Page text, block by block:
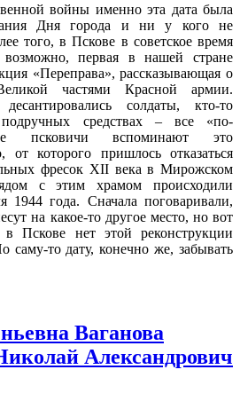
войны именно эта дата была
Дня города и ни у кого не
того, в Пскове в советское время
первая в нашей стране
«Переправа», рассказывающая о
частями Красной армии.
солдаты, кто-то
средствах – все «по-
псковичи вспоминают это
от которого пришлось отказаться
фресок XII века в Мирожском
с этим храмом происходили
1944 года. Сначала поговаривали,
на какое-то другое место, но вот
Пскове нет этой реконструкции
саму-то дату, конечно же, забывать
Ваганова
Александрович